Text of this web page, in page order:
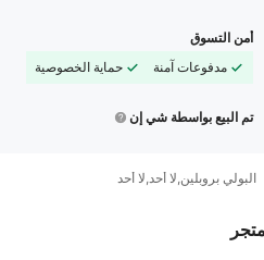
أمن التسوق
مدفوعات آمنة
حماية الخصوصية
تم البيع بواسطة شي إن
البولي بروبلين,لا أحد,لا أحد
4.94